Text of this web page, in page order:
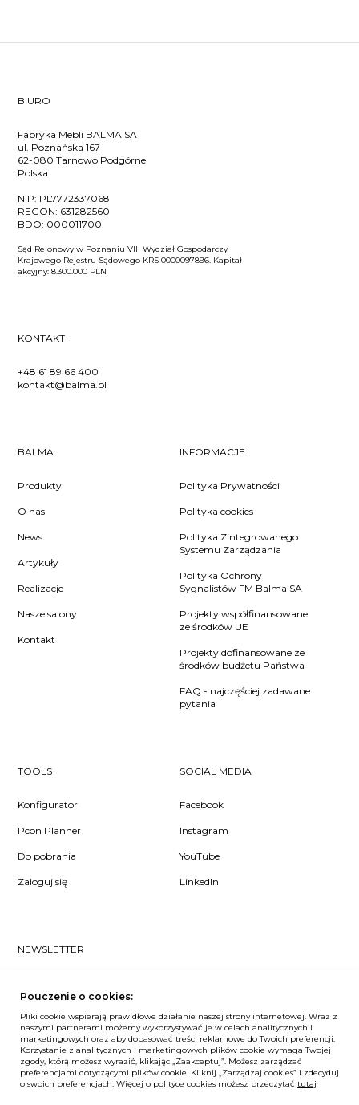
BIURO
Fabryka Mebli BALMA SA
ul. Poznańska 167
62-080 Tarnowo Podgórne
Polska
NIP: PL7772337068
REGON: 631282560
BDO: 000011700
Sąd Rejonowy w Poznaniu VIII Wydział Gospodarczy
Krajowego Rejestru Sądowego KRS 0000097896. Kapitał
akcyjny: 8.300.000 PLN
KONTAKT
+48 61 89 66 400
kontakt@balma.pl
BALMA
Produkty
O nas
News
Artykuły
Realizacje
Nasze salony
Kontakt
INFORMACJE
Polityka Prywatności
Polityka cookies
Polityka Zintegrowanego
Systemu Zarządzania
Polityka Ochrony
Sygnalistów FM Balma SA
Projekty współfinansowane
ze środków UE
Projekty dofinansowane ze
środków budżetu Państwa
FAQ - najczęściej zadawane
pytania
TOOLS
Konfigurator
Pcon Planner
Do pobrania
Zaloguj się
SOCIAL MEDIA
Facebook
Instagram
YouTube
LinkedIn
NEWSLETTER
się do naszego #nospam newslettera!
ZAPISZ MNIE
Unia Europejska
Pouczenie o cookies:
Pliki cookie wspierają prawidłowe działanie naszej strony internetowej. Wraz z
naszymi partnerami możemy wykorzystywać je w celach analitycznych i
marketingowych oraz aby dopasować treści reklamowe do Twoich preferencji.
Korzystanie z analitycznych i marketingowych plików cookie wymaga Twojej
zgody, którą możesz wyrazić, klikając „Zaakceptuj”. Możesz zarządzać
preferencjami dotyczącymi plików cookie. Kliknij „Zarządzaj cookies” i zdecyduj
o swoich preferencjach. Więcej o polityce cookies możesz przeczytać tutaj